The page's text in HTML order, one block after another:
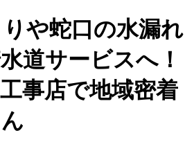
りや蛇口の水漏れ
道サービスへ！
事店で地域密着